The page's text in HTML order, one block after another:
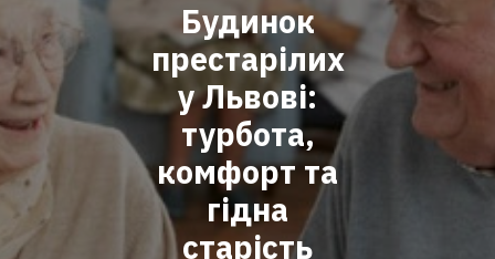
Будинок
престарілих
у Львові:
турбота,
комфорт та
гідна
старість